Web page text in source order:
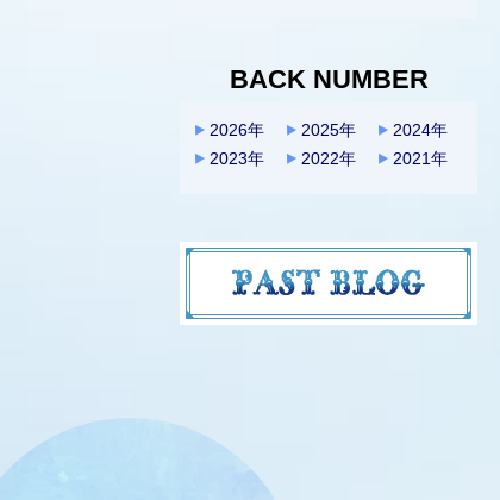
BACK NUMBER
2026年 2025年
2024年
2023年
2022年 2021年